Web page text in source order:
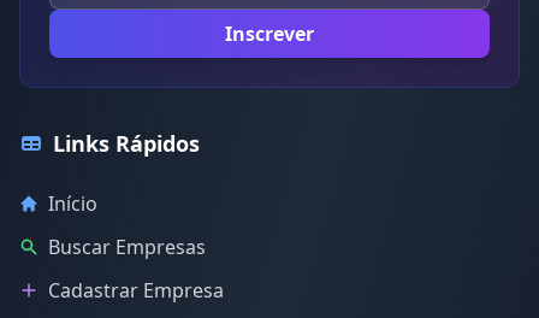
Inscrever
Links Rápidos
Início
Buscar Empresas
Cadastrar Empresa